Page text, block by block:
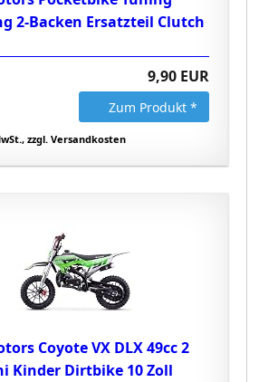
2-Backen Ersatzteil Clutch
9,90 EUR
Zum Produkt *
zzgl. Versandkosten
Coyote VX DLX 49cc 2
Kinder Dirtbike 10 Zoll